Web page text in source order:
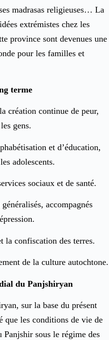
madrasas religieuses… La
extrémistes chez les
province sont devenues une
pour les familles et
terme
création continue de peur,
gens.
et d’éducation,
adolescents.
sociaux et de santé.
accompagnés
la confiscation des terres.
de la culture autochtone.
du Panjshiryan
sur la base du présent
que les conditions de vie de
sous le régime des